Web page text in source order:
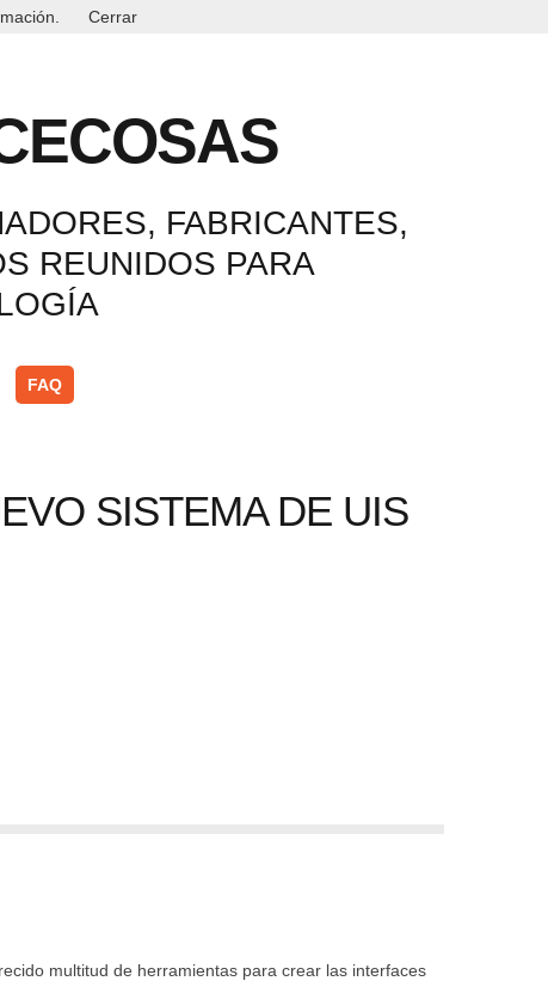
FABRICANTES,
REUNIDOS PARA
FAQ
SISTEMA DE UIS
multitud de herramientas para crear las interfaces
Cerrar